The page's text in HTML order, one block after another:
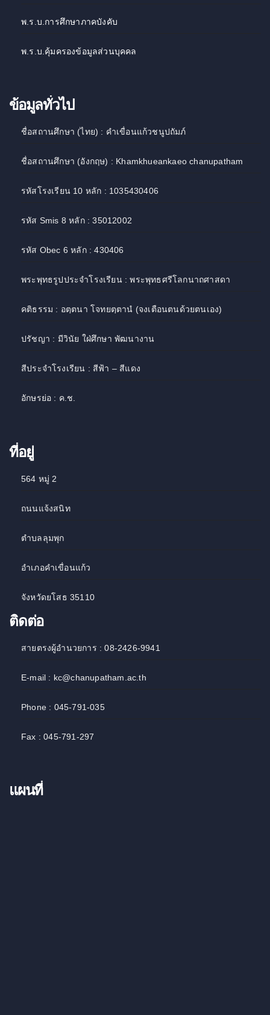
พ.ร.บ.การศึกษาภาคบังคับ
พ.ร.บ.คุ้มครองข้อมูลส่วนบุคคล
ข้อมูลทั่วไป
ชื่อสถานศึกษา (ไทย) : คำเขื่อนแก้วชนูปถัมภ์
ชื่อสถานศึกษา (อังกฤษ) : Khamkhueankaeo chanupatham
รหัสโรงเรียน 10 หลัก : 1035430406
รหัส Smis 8 หลัก : 35012002
รหัส Obec 6 หลัก : 430406
พระพุทธรูปประจำโรงเรียน : พระพุทธศรีโลกนาถศาสดา
คติธรรม : อตฺตนา โจทยตฺตานํ (จงเตือนตนด้วยตนเอง)
ปรัชญา : มีวินัย ใฝ่ศึกษา พัฒนางาน
สีประจำโรงเรียน : สีฟ้า – สีแดง
อักษรย่อ : ค.ช.
ที่อยู่
564 หมู่ 2
ถนนแจ้งสนิท
ตำบลลุมพุก
อำเภอคำเขื่อนแก้ว
จังหวัดยโสธ 35110
ติดต่อ
สายตรงผู้อำนวยการ : 08-2426-9941
E-mail : kc@chanupatham.ac.th
Phone : 045-791-035
Fax : 045-791-297
แผนที่